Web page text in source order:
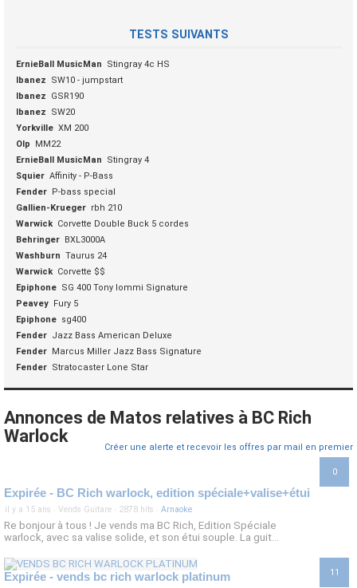
TESTS SUIVANTS
ErnieBall MusicMan
Stingray 4c HS
Ibanez
SW10 - jumpstart
Ibanez
GSR190
Ibanez
SW20
Yorkville XM 200
Olp
MM22
ErnieBall MusicMan
Stingray 4
Squier Affinity - P-Bass
Fender P-bass special
Gallien-Krueger rbh 210
Warwick Corvette Double Buck 5 cordes
Behringer BXL3000A
Washburn Taurus 24
Warwick Corvette $$
Epiphone SG 400 Tony Iommi Signature
Peavey Fury 5
Epiphone sg400
Fender Jazz Bass American Deluxe
Fender Marcus Miller Jazz Bass Signature
Fender Stratocaster Lone Star
Annonces de Matos relatives à BC Rich
Warlock
Créer une alerte et recevoir les offres par mail en premier
0
Expirée - BC Rich warlock, edition spéciale+valise+étui
il y a 15 ans · Vends Guitare · 2878 hits · Arnaoke
Re bonjour à tous ! Je vends ma BC Rich, Edition Spéciale
warlock, avec sa valise solide, et son étui souple. La guit...
11
Expirée - vends bc rich warlock platinum